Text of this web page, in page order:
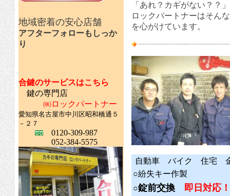
地域密着の安心店舗
アフターフォローもしっか
り
合鍵のサービスはこちら
鍵の専門店
㈱ロックパートナー
愛知県名古屋市中川区昭和橋通５
－２７
0120-309-987
052-384-5575
「あれ？カギがない？？
ロックパートナーはそん
を心がけています。
自動車 バイク 住宅
○紛失キー作製
○錠前交換 即日対応！